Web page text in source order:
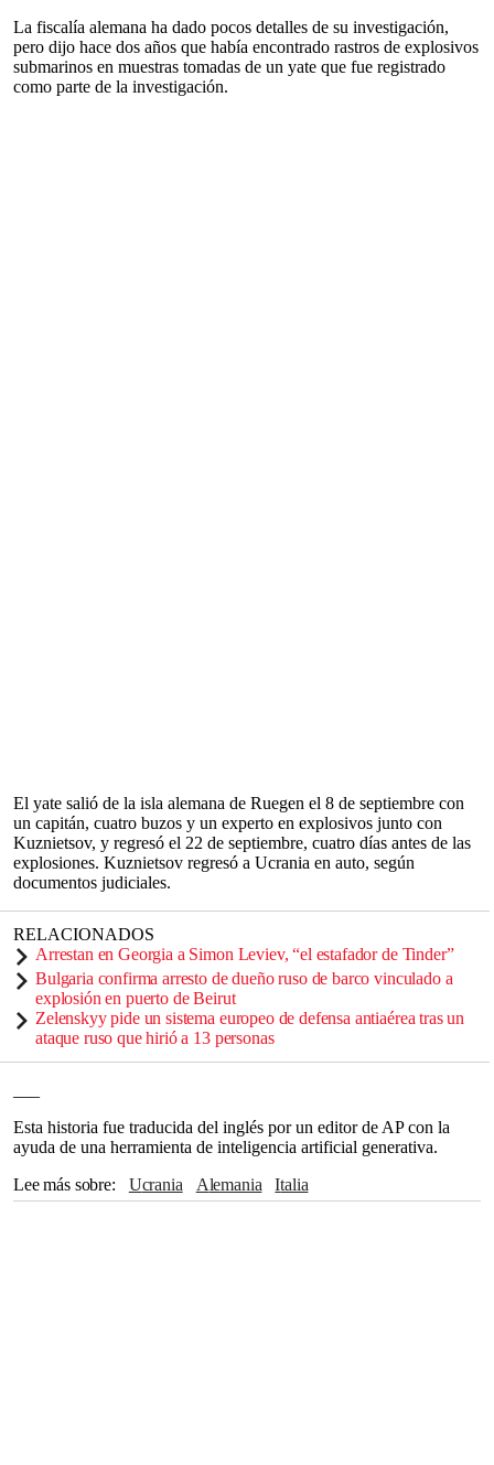
La fiscalía alemana ha dado pocos detalles de su investigación,
pero dijo hace dos años que había encontrado rastros de explosivos
submarinos en muestras tomadas de un yate que fue registrado
como parte de la investigación.
El yate salió de la isla alemana de Ruegen el 8 de septiembre con
un capitán, cuatro buzos y un experto en explosivos junto con
Kuznietsov, y regresó el 22 de septiembre, cuatro días antes de las
explosiones. Kuznietsov regresó a Ucrania en auto, según
documentos judiciales.
RELACIONADOS
Arrestan en Georgia a Simon Leviev, “el estafador de Tinder”
Bulgaria confirma arresto de dueño ruso de barco vinculado a
explosión en puerto de Beirut
Zelenskyy pide un sistema europeo de defensa antiaérea tras un
ataque ruso que hirió a 13 personas
Esta historia fue traducida del inglés por un editor de AP con la
ayuda de una herramienta de inteligencia artificial generativa.
Lee más sobre
Ucrania Alemania Italia